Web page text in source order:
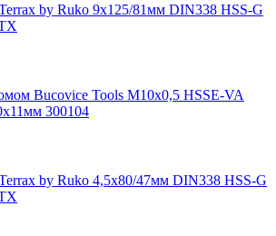
by Ruko 9x125/81мм DIN338 HSS-G
Bucovice Tools М10х0,5 HSSE-VA
300104
by Ruko 4,5x80/47мм DIN338 HSS-G